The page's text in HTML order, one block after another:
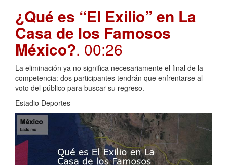
¿Qué es “El Exilio” en La
Casa de los Famosos
México?. 00:26
La eliminación ya no significa necesariamente el final de la
competencia: dos participantes tendrán que enfrentarse al
voto del público para buscar su regreso.
Estadio Deportes